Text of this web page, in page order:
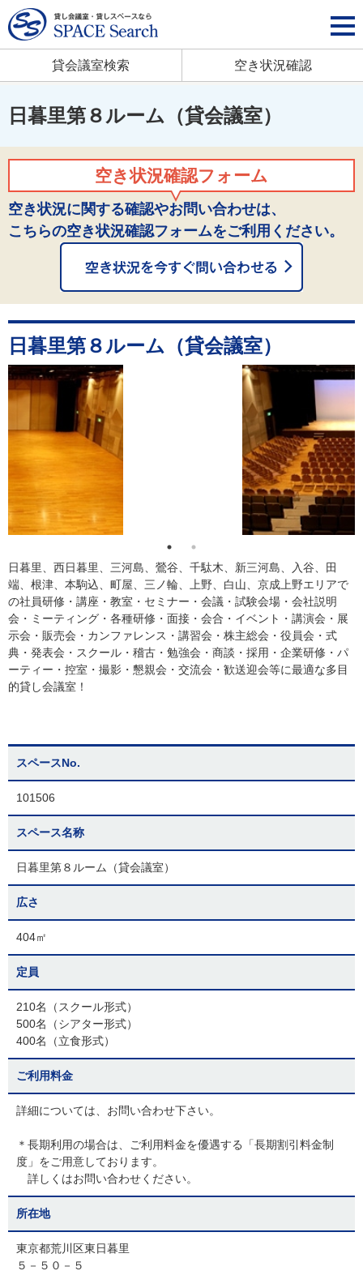
貸会議室検索 空き状況確認
日暮里第８ルーム（貸会議室）
空き状況確認フォーム
空き状況に関する確認やお問い合わせは、
こちらの空き状況確認フォームをご利用ください。
日暮里第８ルーム（貸会議室）
日暮里、西日暮里、三河島、鶯谷、千駄木、新三河島、入谷、田
端、根津、本駒込、町屋、三ノ輪、上野、白山、京成上野エリアで
の社員研修・講座・教室・セミナー・会議・試験会場・会社説明
会・ミーティング・各種研修・面接・会合・イベント・講演会・展
示会・販売会・カンファレンス・講習会・株主総会・役員会・式
典・発表会・スクール・稽古・勉強会・商談・採用・企業研修・パ
ーティー・控室・撮影・懇親会・交流会・歓送迎会等に最適な多目
的貸し会議室！
スペースNo.
101506
スペース名称
日暮里第８ルーム（貸会議室）
広さ
404㎡
定員
210名（スクール形式）
500名（シアター形式）
400名（立食形式）
ご利用料金
詳細については、お問い合わせ下さい。
＊長期利用の場合は、ご利用料金を優遇する「長期割引料金制
度」をご用意しております。
詳しくはお問い合わせください。
所在地
東京都荒川区東日暮里
５－５０－５